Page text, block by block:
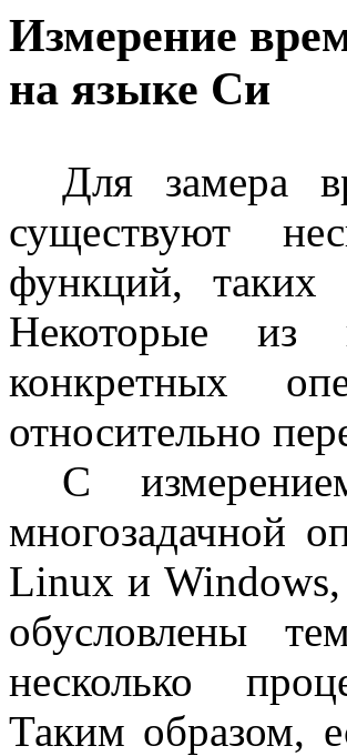
Измерение
на языке Си
Для замера
существуют
функций, таких
Некоторые из
конкретных
относительно
С
многозадачной
Linux и Windows
обусловлены
несколько
Таким образом,